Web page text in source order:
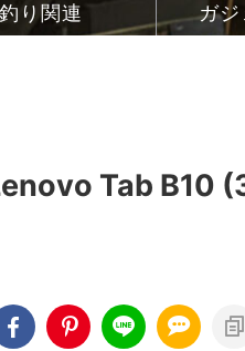
釣り関連 ガジ
Tab B10